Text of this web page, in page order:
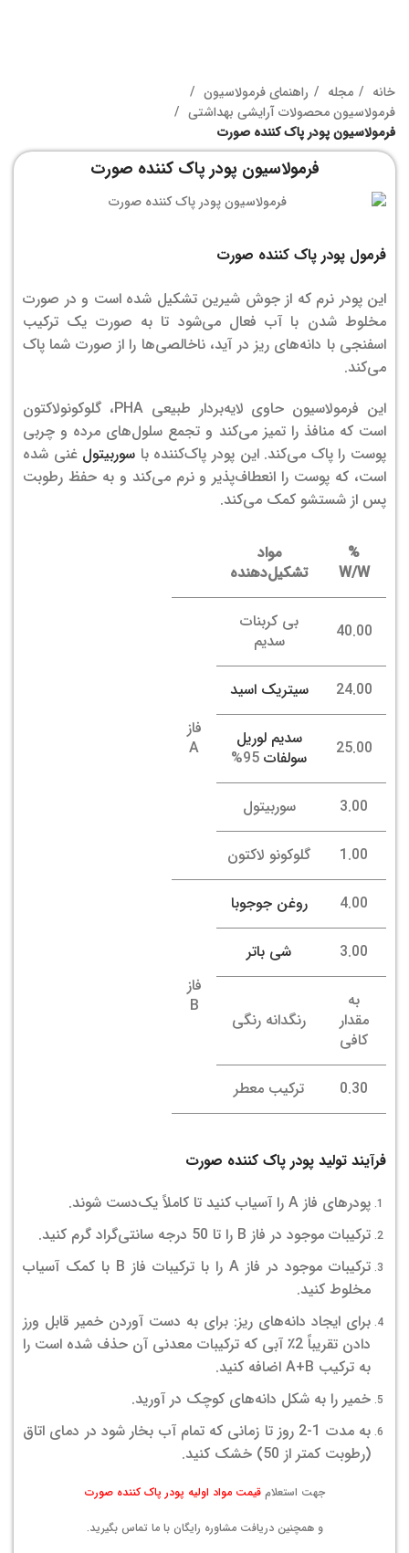
خانه مجله
راهنمای فرمولاسیون
فرمولاسیون محصولات آرایشی بهداشتی
فرمولاسیون پودر پاک کننده صورت
فرمولاسیون پودر پاک کننده صورت
فرمول پودر پاک کننده صورت
این پودر نرم که از جوش شیرین تشکیل شده است و در صورت
مخلوط شدن با آب فعال می‌شود تا به صورت یک ترکیب
اسفنجی با دانه‌های ریز در آید، ناخالصی‌ها را از صورت شما پاک
می‌کند.
این فرمولاسیون حاوی لایه‌بردار طبیعی PHA، گلوکونولاکتون
است که منافذ را تمیز می‌کند و تجمع سلول‌های مرده و چربی
پوست را پاک می‌کند. این پودر پاک‌کننده با سوربیتول غنی شده
است، که پوست را انعطاف‌پذیر و نرم می‌کند و به حفظ رطوبت
پس از شستشو کمک می‌کند.
%
W/W
مواد
تشکیل‌دهنده
40.00
بی کربنات
سدیم
فاز
A
24.00 سیتریک اسید
25.00
سدیم لوریل
سولفات
3.00 سوربیتول
1.00 گلوکونو لاکتون
4.00 روغن جوجوبا
فاز
B
3.00 شی باتر
به
مقدار
کافی
رنگدانه رنگی
0.30 ترکیب معطر
فرآیند تولید پودر پاک کننده صورت
پودرهای فاز A را آسیاب کنید تا کاملاً یک‌دست شوند.
ترکیبات موجود در فاز B را تا 50 درجه سانتی‌گراد گرم کنید.
ترکیبات موجود در فاز A را با ترکیبات فاز B با کمک آسیاب
مخلوط کنید.
برای ایجاد دانه‌های ریز: برای به دست آوردن خمیر قابل ورز
دادن تقریباً 2٪ آبی که ترکیبات معدنی آن حذف شده است را
به ترکیب A+B اضافه کنید.
خمیر را به شکل دانه‌های کوچک در آورید.
به مدت 1-2 روز تا زمانی که تمام آب بخار شود در دمای اتاق
(رطوبت کمتر از 50) خشک کنید.
جهت استعلامقیمت مواد اولیه پودر پاک کننده صورت
و همچنین دریافت مشاوره رایگان با ما تماس بگیرید.